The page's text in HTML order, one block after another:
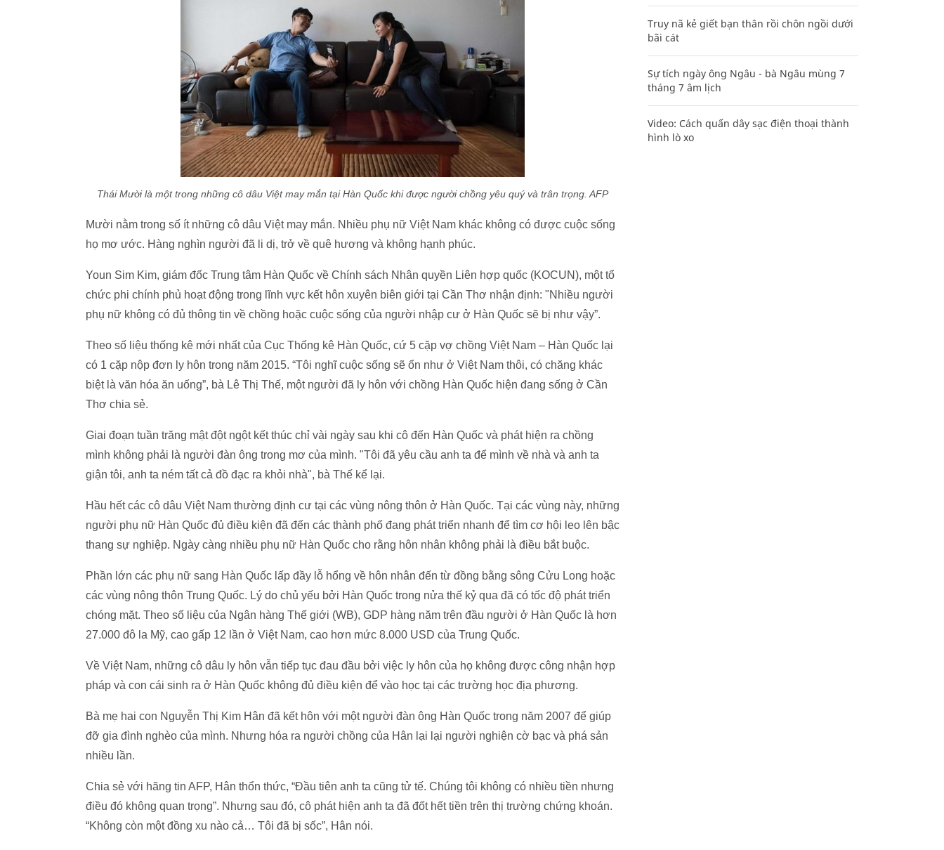
Thái Mười là một trong những cô dâu Việt may mắn tại Hàn Quốc khi được người chồng yêu quý và trân trọng. AFP
Mười nằm trong số ít những cô dâu Việt may mắn. Nhiều phụ nữ Việt Nam khác không có được cuộc sống
họ mơ ước. Hàng nghìn người đã li dị, trở về quê hương và không hạnh phúc.
Youn Sim Kim, giám đốc Trung tâm Hàn Quốc về Chính sách Nhân quyền Liên hợp quốc (KOCUN), một tổ
chức phi chính phủ hoạt động trong lĩnh vực kết hôn xuyên biên giới tại Cần Thơ nhận định: "Nhiều người
phụ nữ không có đủ thông tin về chồng hoặc cuộc sống của người nhập cư ở Hàn Quốc sẽ bị như vậy”.
Theo số liệu thống kê mới nhất của Cục Thống kê Hàn Quốc, cứ 5 cặp vợ chồng Việt Nam – Hàn Quốc lại
có 1 cặp nộp đơn ly hôn trong năm 2015. “Tôi nghĩ cuộc sống sẽ ổn như ở Việt Nam thôi, có chăng khác
biệt là văn hóa ăn uống”, bà Lê Thị Thế, một người đã ly hôn với chồng Hàn Quốc hiện đang sống ở Cần
Thơ chia sẻ.
Giai đoạn tuần trăng mật đột ngột kết thúc chỉ vài ngày sau khi cô đến Hàn Quốc và phát hiện ra chồng
mình không phải là người đàn ông trong mơ của mình. "Tôi đã yêu cầu anh ta để mình về nhà và anh ta
giận tôi, anh ta ném tất cả đồ đạc ra khỏi nhà", bà Thế kể lại.
Hầu hết các cô dâu Việt Nam thường định cư tại các vùng nông thôn ở Hàn Quốc. Tại các vùng này, những
người phụ nữ Hàn Quốc đủ điều kiện đã đến các thành phố đang phát triển nhanh để tìm cơ hội leo lên bậc
thang sự nghiệp. Ngày càng nhiều phụ nữ Hàn Quốc cho rằng hôn nhân không phải là điều bắt buộc.
Phần lớn các phụ nữ sang Hàn Quốc lấp đầy lỗ hổng về hôn nhân đến từ đồng bằng sông Cửu Long hoặc
các vùng nông thôn Trung Quốc. Lý do chủ yếu bởi Hàn Quốc trong nửa thế kỷ qua đã có tốc độ phát triển
chóng mặt. Theo số liệu của Ngân hàng Thế giới (WB), GDP hàng năm trên đầu người ở Hàn Quốc là hơn
27.000 đô la Mỹ, cao gấp 12 lần ở Việt Nam, cao hơn mức 8.000 USD của Trung Quốc.
Về Việt Nam, những cô dâu ly hôn vẫn tiếp tục đau đầu bởi việc ly hôn của họ không được công nhận hợp
pháp và con cái sinh ra ở Hàn Quốc không đủ điều kiện để vào học tại các trường học địa phương.
Bà mẹ hai con Nguyễn Thị Kim Hân đã kết hôn với một người đàn ông Hàn Quốc trong năm 2007 để giúp
đỡ gia đình nghèo của mình. Nhưng hóa ra người chồng của Hân lại lại người nghiện cờ bạc và phá sản
nhiều lần.
Chia sẻ với hãng tin AFP, Hân thổn thức, “Đầu tiên anh ta cũng tử tế. Chúng tôi không có nhiều tiền nhưng
điều đó không quan trọng”. Nhưng sau đó, cô phát hiện anh ta đã đốt hết tiền trên thị trường chứng khoán.
“Không còn một đồng xu nào cả… Tôi đã bị sốc”, Hân nói.
Truy nã kẻ giết bạn thân rồi chôn ngồi dưới
bãi cát
Sự tích ngày ông Ngâu - bà Ngâu mùng 7
tháng 7 âm lịch
Video: Cách quấn dây sạc điện thoại thành
hình lò xo